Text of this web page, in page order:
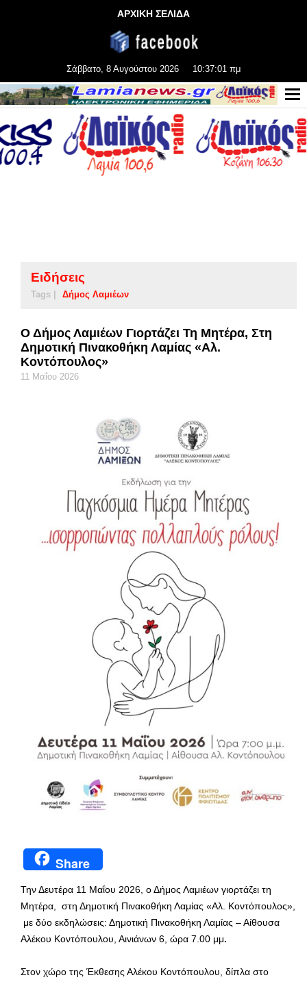
ΑΡΧΙΚΗ ΣΕΛΙΔΑ
Σάββατο, 8 Αυγούστου 2026 10:37:02 πμ
Ειδήσεις
Tags | Δήμος Λαμιέων
Ο Δήμος Λαμιέων Γιορτάζει Τη Μητέρα, Στη
Δημοτική Πινακοθήκη Λαμίας «Αλ.
Κοντόπουλος»
11 Μαΐου 2026
Share
Την Δευτέρα 11 Μαΐου 2026, ο Δήμος Λαμιέων γιορτάζει τη
Μητέρα, στη Δημοτική Πινακοθήκη Λαμίας «Αλ. Κοντόπουλος»,
με δύο εκδηλώσεις: Δημοτική Πινακοθήκη Λαμίας – Αίθουσα
Αλέκου Κοντόπουλου, Αινιάνων 6, ώρα 7.00 μμ.
Στον χώρο της Έκθεσης Αλέκου Κοντόπουλου, δίπλα στο